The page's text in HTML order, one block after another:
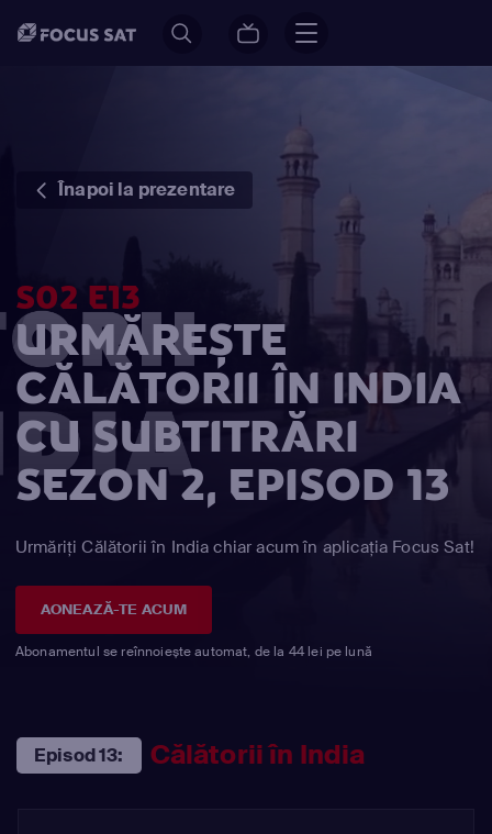
Înapoi la prezentare
S02 E13
URMĂREȘTE
CĂLĂTORII ÎN INDIA
CU SUBTITRĂRI
SEZON 2, EPISOD 13
Urmăriți Călătorii în India chiar acum în aplicația Focus Sat!
AONEAZĂ-TE ACUM
Abonamentul se reînnoiește automat, de la 44 lei pe lună
Episod 13: Călătorii în India